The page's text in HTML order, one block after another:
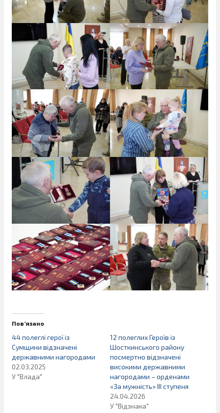
Пов’язано
44 полеглі герої із
Сумщини відзначені
державними нагородами
02.03.2025
У "Влада"
12 полеглих Героїв із
Шосткинського району
посмертно відзначені
високими державними
нагородами – орденами
«За мужність» III ступеня
24.04.2026
У "Відзнака"